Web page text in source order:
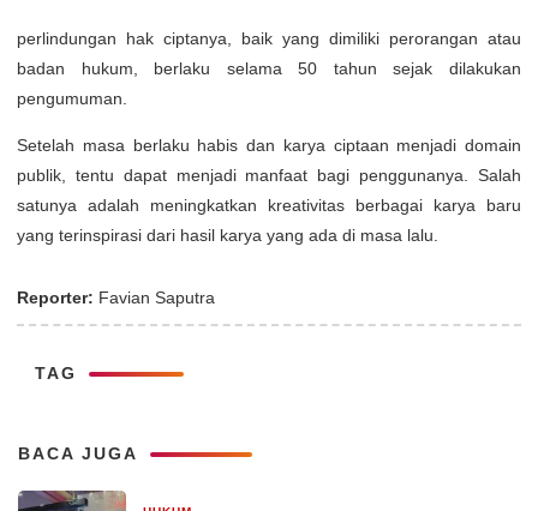
perlindungan hak ciptanya, baik yang dimiliki perorangan atau
badan hukum, berlaku selama 50 tahun sejak dilakukan
pengumuman.
Setelah masa berlaku habis dan karya ciptaan menjadi domain
publik, tentu dapat menjadi manfaat bagi penggunanya. Salah
satunya adalah meningkatkan kreativitas berbagai karya baru
yang terinspirasi dari hasil karya yang ada di masa lalu.
Reporter: Favian Saputra
TAG
BACA JUGA